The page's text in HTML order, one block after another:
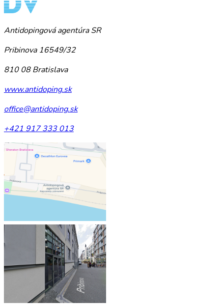
Antidopingová agentúra SR
Pribinova 16549/32
810 08 Bratislava
www.antidoping.sk
office@antidoping.sk
+421 917 333 013